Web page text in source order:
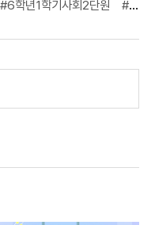
#6학년1학기사회2단원 #6학년1학기사회